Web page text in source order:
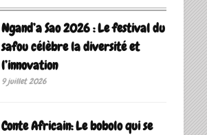
Ngand’a Sao 2026 : Le festival du
safou célèbre la diversité et
l’innovation
9 juillet 2026
Conte Africain: Le bobolo qui se